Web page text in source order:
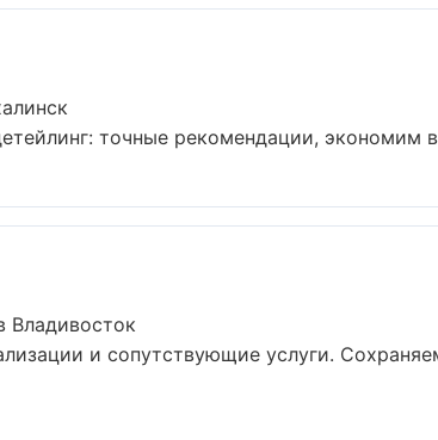
точные рекомендации, экономим
Владивосток
и сопутствующие услуги.